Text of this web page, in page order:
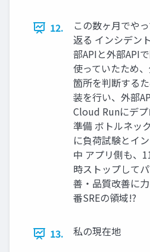
12.
この数ヶ月でや
返る インシデン
部APIと外部API
使っていたため
箇所を判断する
装を行い、外部
Cloud Runにデ
準備 ボトルネッ
に負荷試験とイ
中 アプリ側も、
時ストップして
善・品質改善に
番SREの領域!?
13. 私の現在地